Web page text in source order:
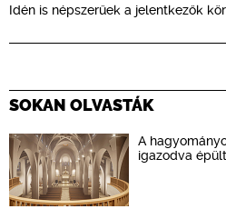
Idén is népszerűek a jelentkezők
SOKAN OLVASTÁK
A
igazodva